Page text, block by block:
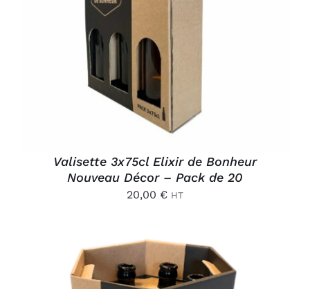
AJOUTER AU PANIER
Valisette 3x75cl Elixir de Bonheur
Nouveau Décor – Pack de 20
20,00 € HT